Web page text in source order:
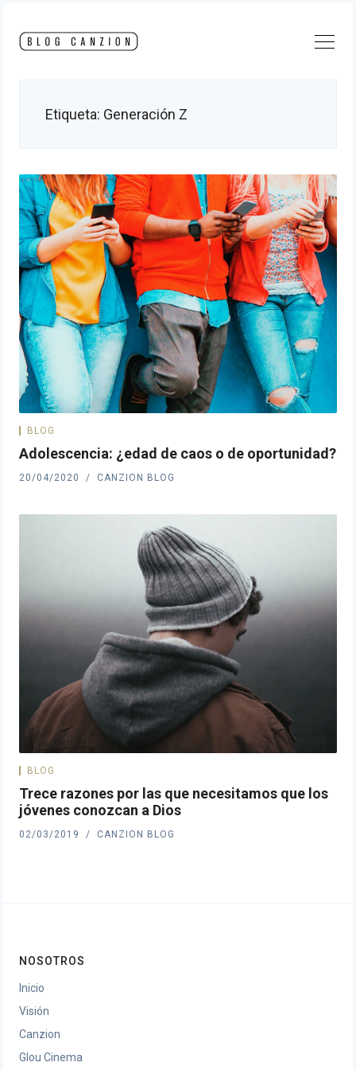
content
Etiqueta: Generación Z
BLOG
Adolescencia: ¿edad de caos o de oportunidad?
20/04/2020 CANZION BLOG
BLOG
Trece razones por las que necesitamos que los
jóvenes conozcan a Dios
02/03/2019 CANZION BLOG
NOSOTROS
Inicio
Visión
Canzion
Glou Cinema